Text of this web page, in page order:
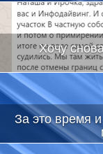
Хочу
За это время